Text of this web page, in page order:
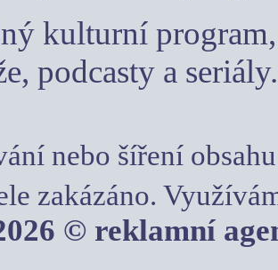
kulturní
podcasty a seriály.
nebo šíření
zakázáno.
© reklamní